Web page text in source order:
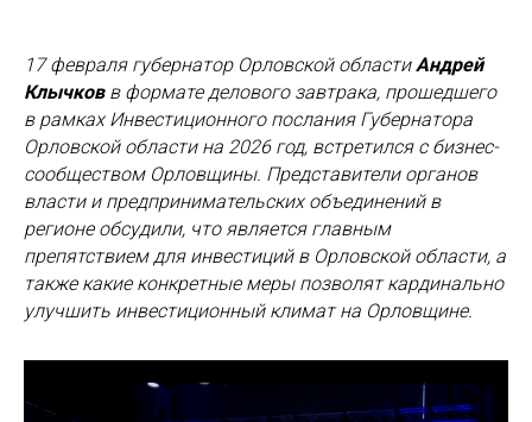
17 февраля губернатор Орловской областиАндрей
Клычковв формате делового завтрака, прошедшего
в рамках Инвестиционного послания Губернатора
Орловской области на 2026 год, встретился с бизнес-
сообществом Орловщины. Представители органов
власти и предпринимательских объединений в
регионе обсудили, что является главным
препятствием для инвестиций в Орловской области, а
также какие конкретные меры позволят кардинально
улучшить инвестиционный климат на Орловщине.